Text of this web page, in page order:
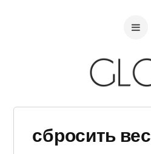
сбросить вес